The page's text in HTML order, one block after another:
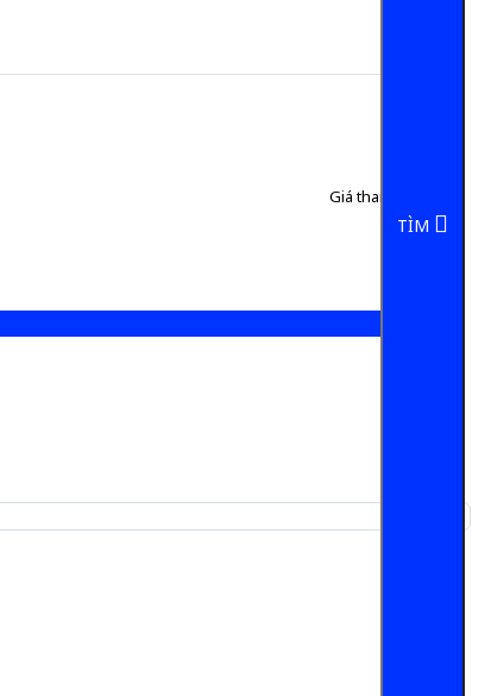
Giá tham khảo:
5 đ/Chai
TÌM